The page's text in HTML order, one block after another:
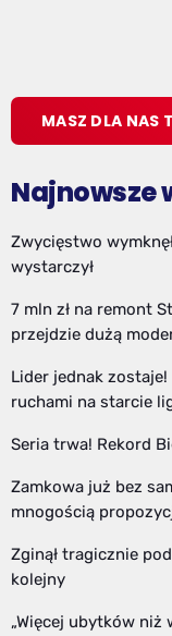
MASZ DLA NAS
Najnowsze
Zwycięstwo
wystarczył
7 mln zł na remont
przejdzie dużą
Lider jednak
ruchami na starcie
Seria trwa! Rekord
Zamkowa już bez
mnogością
Zginął tragicznie
kolejny
„Więcej ubytków niż